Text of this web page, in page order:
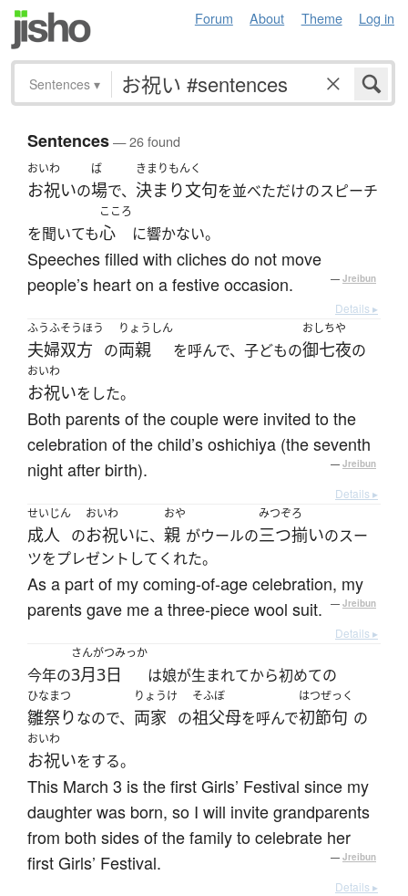
Forum About Theme Log in
Sentences ▾
Sentences— 26 found
おいわ
お祝いの
ば
場で、
きまりもんく
決まり文句を並べただけのスピーチ
を聞いても
こころ
心 に響かない。
Speeches filled with cliches do not move
people’s heart on a festive occasion.
— Jreibun
Details ▸
ふうふ
夫婦
そうほう
双方 の
りょうしん
両親 を呼んで、子どもの
おしちや
御七夜の
おいわ
お祝いをした。
Both parents of the couple were invited to the
celebration of the child’s oshichiya (the seventh
night after birth).
— Jreibun
Details ▸
せいじん
成人 の
おいわ
お祝いに、
おや
親 がウールの
みつぞろ
三つ揃いのスー
ツをプレゼントしてくれた。
As a part of my coming-of-age celebration, my
parents gave me a three-piece wool suit.
— Jreibun
Details ▸
今年の
さんがつみっか
3月3日 は娘が生まれてから初めての
ひなまつ
雛祭りなので、
りょうけ
両家 の
そふぼ
祖父母を呼んで
はつぜっく
初節句 の
おいわ
お祝いをする。
This March 3 is the first Girls’ Festival since my
daughter was born, so I will invite grandparents
from both sides of the family to celebrate her
first Girls’ Festival.
— Jreibun
Details ▸